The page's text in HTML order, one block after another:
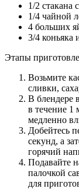
1/2 стакана
1/4 чайной
4 больших
3/4 коньяка
Этапы
Возьмите
сливки,
В блендере
в течение
медленно
Добейтесь
секунд, а
горячий
Подавайте
палочкой
для